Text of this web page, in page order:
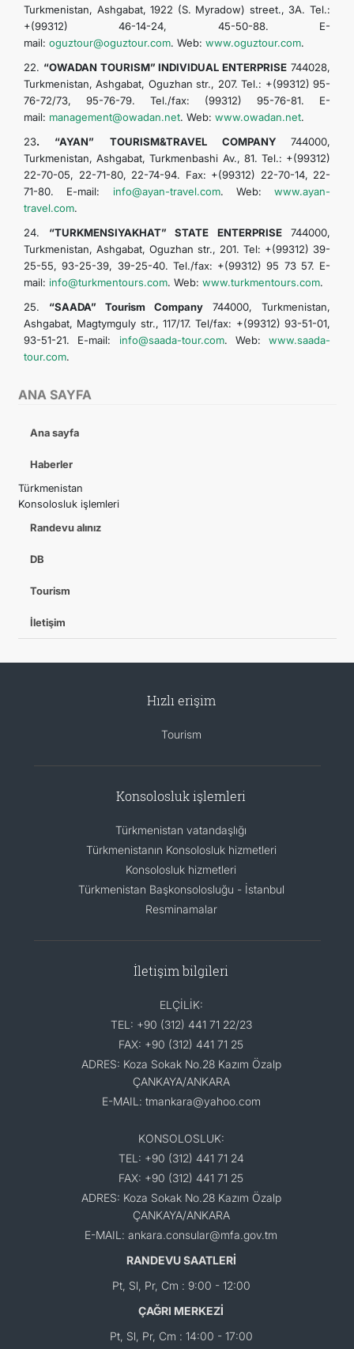
ANA SAYFA
Ana sayfa
Haberler
Türkmenistan
Konsolosluk işlemleri
Randevu alınız
DB
Tourism
İletişim
Turkmenistan, Ashgabat, 1922 (S. Myradow) street., 3A. Tel.:
+(99312) 46-14-24, 45-50-88. E-
mail: oguztour@oguztour.com. Web: www.oguztour.com.
22. “OWADAN TOURISM” INDIVIDUAL ENTERPRISE 744028,
Turkmenistan, Ashgabat, Oguzhan str., 207. Tel.: +(99312) 95-
76-72/73, 95-76-79. Tel./fax: (99312) 95-76-81. E-
mail: management@owadan.net. Web: www.owadan.net.
23. “AYAN” TOURISM&TRAVEL COMPANY 744000,
Turkmenistan, Ashgabat, Turkmenbashi Av., 81. Tel.: +(99312)
22-70-05, 22-71-80, 22-74-94. Fax: +(99312) 22-70-14, 22-
71-80. E-mail: info@ayan-travel.com. Web: www.ayan-
travel.com.
24. “TURKMENSIYAKHAT” STATE ENTERPRISE744000,
Turkmenistan, Ashgabat, Oguzhan str., 201. Tel: +(99312) 39-
25-55, 93-25-39, 39-25-40. Tel./fax: +(99312) 95 73 57. E-
mail: info@turkmentours.com. Web: www.turkmentours.com.
25. “SAADA” Tourism Company 744000, Turkmenistan,
Ashgabat, Magtymguly str., 117/17. Tel/fax: +(99312) 93-51-01,
93-51-21. E-mail: info@saada-tour.com. Web: www.saada-
tour.com.
Hızlı erişim
Tourism
Konsolosluk işlemleri
Türkmenistan vatandaşlığı
Türkmenistanın Konsolosluk hizmetleri
Konsolosluk hizmetleri
Türkmenistan Başkonsolosluğu - İstanbul
Resminamalar
İletişim bilgileri
ELÇİLİK:
TEL: +90 (312) 441 71 22/23
FAX: +90 (312) 441 71 25
ADRES: Koza Sokak No.28 Kazım Özalp
ÇANKAYA/ANKARA
E-MAIL: tmankara@yahoo.com
KONSOLOSLUK:
TEL: +90 (312) 441 71 24
FAX: +90 (312) 441 71 25
ADRES: Koza Sokak No.28 Kazım Özalp
ÇANKAYA/ANKARA
E-MAIL: ankara.consular@mfa.gov.tm
RANDEVU SAATLERİ
Pt, Sl, Pr, Cm : 9:00 - 12:00
ÇAĞRI MERKEZİ
Pt, Sl, Pr, Cm : 14:00 - 17:00